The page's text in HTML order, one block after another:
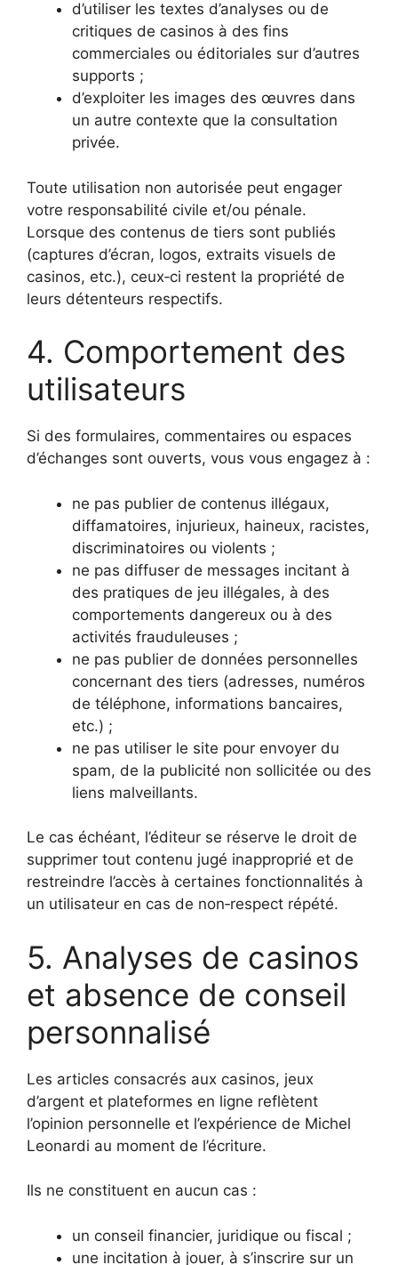
d’utiliser les textes d’analyses ou de
critiques de casinos à des fins
commerciales ou éditoriales sur d’autres
supports ;
d’exploiter les images des œuvres dans
un autre contexte que la consultation
privée.
Toute utilisation non autorisée peut engager
votre responsabilité civile et/ou pénale.
Lorsque des contenus de tiers sont publiés
(captures d’écran, logos, extraits visuels de
casinos, etc.), ceux‑ci restent la propriété de
leurs détenteurs respectifs.
4. Comportement des
utilisateurs
Si des formulaires, commentaires ou espaces
d’échanges sont ouverts, vous vous engagez à :
ne pas publier de contenus illégaux,
diffamatoires, injurieux, haineux, racistes,
discriminatoires ou violents ;
ne pas diffuser de messages incitant à
des pratiques de jeu illégales, à des
comportements dangereux ou à des
activités frauduleuses ;
ne pas publier de données personnelles
concernant des tiers (adresses, numéros
de téléphone, informations bancaires,
etc.) ;
ne pas utiliser le site pour envoyer du
spam, de la publicité non sollicitée ou des
liens malveillants.
Le cas échéant, l’éditeur se réserve le droit de
supprimer tout contenu jugé inapproprié et de
restreindre l’accès à certaines fonctionnalités à
un utilisateur en cas de non‑respect répété.
5. Analyses de casinos
et absence de conseil
personnalisé
Les articles consacrés aux casinos, jeux
d’argent et plateformes en ligne reflètent
l’opinion personnelle et l’expérience de Michel
Leonardi au moment de l’écriture.
Ils ne constituent en aucun cas :
un conseil financier, juridique ou fiscal ;
une incitation à jouer, à s’inscrire sur un